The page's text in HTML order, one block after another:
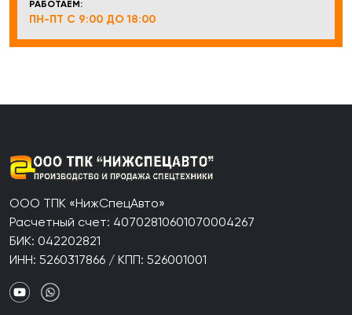
РАБОТАЕМ:
ПН-ПТ С 9:00 ДО 18:00
ООО ТПК «НижСпецАвто»
Расчетный счет: 40702810601070004267
БИК: 042202821
ИНН: 5260317866 / КПП: 526001001